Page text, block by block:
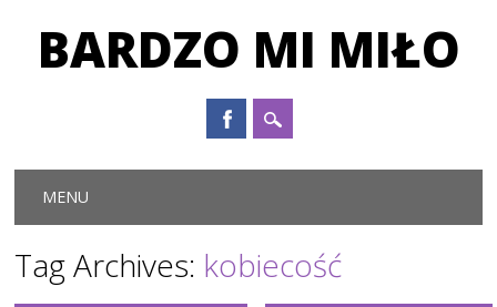
BARDZO MI MIŁO
Main menu
MENU
Tag Archives: kobiecość